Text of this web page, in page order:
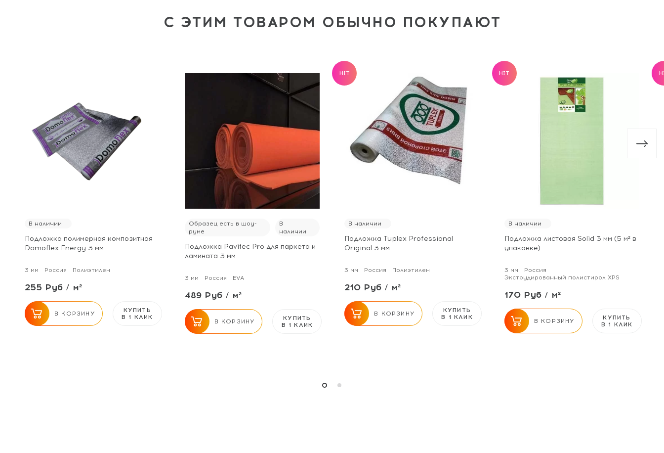
С ЭТИМ ТОВАРОМ ОБЫЧНО ПОКУПАЮТ
В наличии
Подложка полимерная композитная
Domoflex Energy 3 мм
3 мм Россия Полиэтилен
255 Руб / м²
В КОРЗИНУ
КУПИТЬ
В 1 КЛИК
Образец есть в шоу-
руме
В
наличии
Подложка Pavitec Pro для паркета и
ламината 3 мм
3 мм Россия EVA
489 Руб / м²
В КОРЗИНУ
КУПИТЬ
В 1 КЛИК
HIT
В наличии
Подложка Tuplex Professional
Original 3 мм
3 мм Россия Полиэтилен
210 Руб / м²
В КОРЗИНУ
КУПИТЬ
В 1 КЛИК
HIT
В наличии
Подложка листовая Solid 3 мм (5 м² в
упаковке)
3 мм
Россия
Экструдированный полистирол XPS
170 Руб / м²
В КОРЗИНУ
КУПИТЬ
В 1 КЛИК